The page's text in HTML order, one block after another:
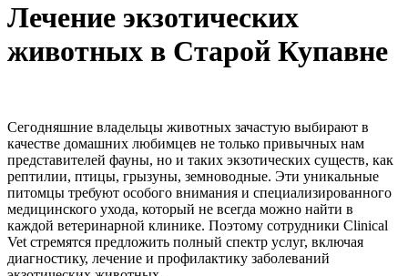
Лечение экзотических
животных в Старой Купавне
Сегодняшние владельцы животных зачастую выбирают в
качестве домашних любимцев не только привычных нам
представителей фауны, но и таких экзотических существ, как
рептилии, птицы, грызуны, земноводные. Эти уникальные
питомцы требуют особого внимания и специализированного
медицинского ухода, который не всегда можно найти в
каждой ветеринарной клинике. Поэтому сотрудники Clinical
Vet стремятся предложить полный спектр услуг, включая
диагностику, лечение и профилактику заболеваний